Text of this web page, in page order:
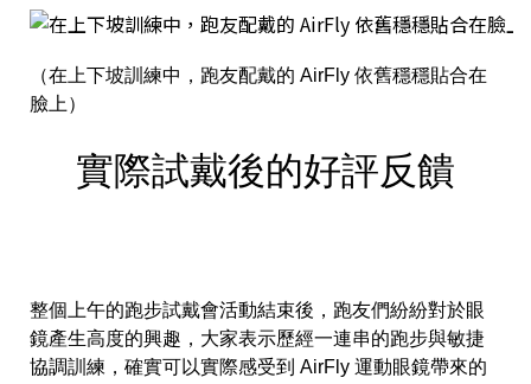
（在上下坡訓練中，跑友配戴的 AirFly 依舊穩穩貼合在
臉上）
實際試戴後的好評反饋
整個上午的跑步試戴會活動結束後，跑友們紛紛對於眼
鏡產生高度的興趣，大家表示歷經一連串的跑步與敏捷
協調訓練，確實可以實際感受到 AirFly 運動眼鏡帶來的